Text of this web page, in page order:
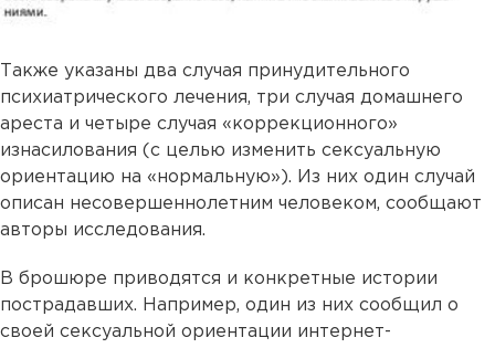
Также указаны два случая принудительного
психиатрического лечения, три случая домашнего
ареста и четыре случая «коррекционного»
изнасилования (с целью изменить сексуальную
ориентацию на «нормальную»). Из них один случай
описан несовершеннолетним человеком, сообщают
авторы исследования.
В брошюре приводятся и конкретные истории
пострадавших. Например, один из них сообщил о
своей сексуальной ориентации интернет-